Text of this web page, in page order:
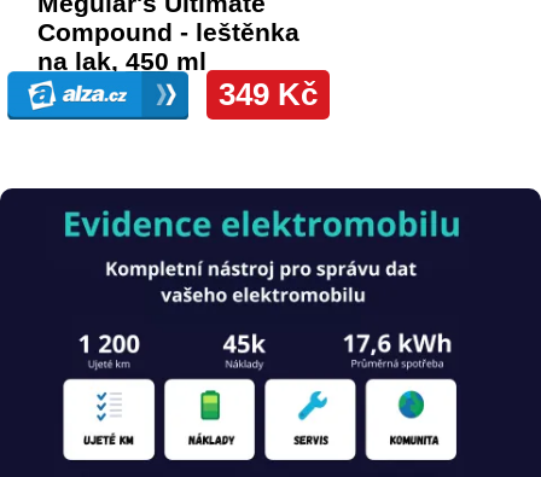
Obrázek